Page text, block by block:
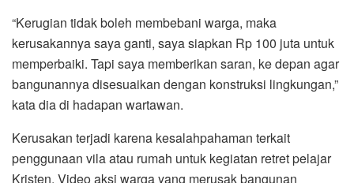
“Kerugian tidak boleh membebani warga, maka
kerusakannya saya ganti, saya siapkan Rp 100 juta untuk
memperbaiki. Tapi saya memberikan saran, ke depan agar
bangunannya disesuaikan dengan konstruksi lingkungan,”
kata dia di hadapan wartawan.
Kerusakan terjadi karena kesalahpahaman terkait
penggunaan vila atau rumah untuk kegiatan retret pelajar
Kristen. Video aksi warga yang merusak bangunan